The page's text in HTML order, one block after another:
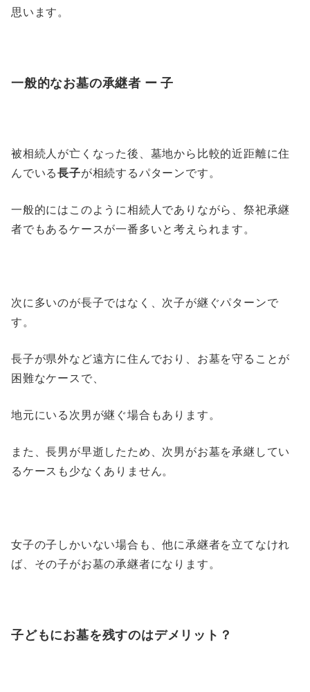
思います。
一般的なお墓の承継者 ー 子
被相続人が亡くなった後、墓地から比較的近距離に住
んでいる長子が相続するパターンです。
一般的にはこのように相続人でありながら、祭祀承継
者でもあるケースが一番多いと考えられます。
次に多いのが長子ではなく、次子が継ぐパターンで
す。
長子が県外など遠方に住んでおり、お墓を守ることが
困難なケースで、
地元にいる次男が継ぐ場合もあります。
また、長男が早逝したため、次男がお墓を承継してい
るケースも少なくありません。
女子の子しかいない場合も、他に承継者を立てなけれ
ば、その子がお墓の承継者になります。
子どもにお墓を残すのはデメリット？